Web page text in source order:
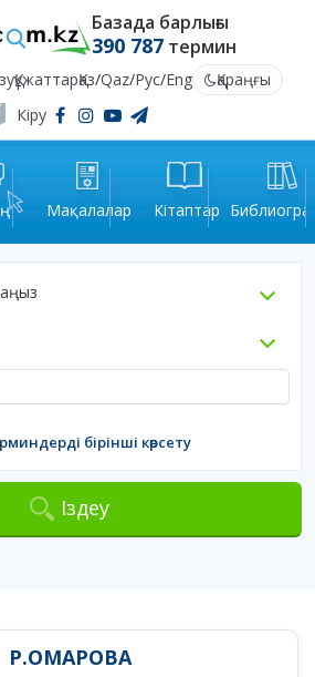
Базада барлығы
390 787термин
ҚұжаттарҚаз/Qaz/Рус/Eng
Қараңғы
Кіру
Мақалалар Кітаптар
бірінші көрсету
Іздеу
Р.ОМАРОВА